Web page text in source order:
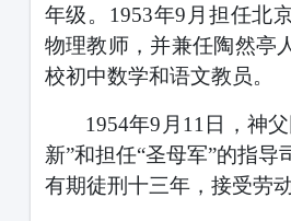
年级。 1953年9 月担任北
物理教师，并兼任陶然亭
校初中数学和语文教员。
1954年9 月 11 日，神
新”和担任“圣母军”的指导
有期徒刑十三年，接受劳动